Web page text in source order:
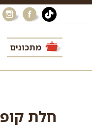
מתכונים
חלת